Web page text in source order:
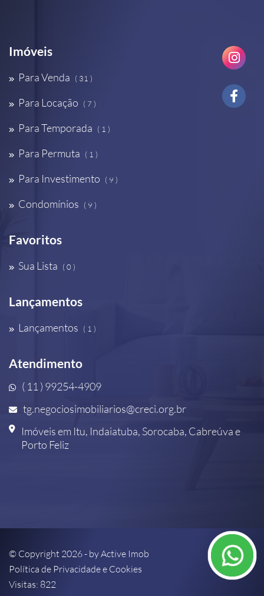
Imóveis
Para Venda ( 31 )
Para Locação ( 7 )
Para Temporada ( 1 )
Para Permuta ( 1 )
Para Investimento ( 9 )
Condomínios ( 9 )
Favoritos
Sua Lista ( 0 )
Lançamentos
Lançamentos ( 1 )
Atendimento
( 11 ) 99254-4909
tg.negociosimobiliarios@creci.org.br
Imóveis em Itu, Indaiatuba, Sorocaba, Cabreúva e
Porto Feliz
© Copyright 2026 - byActive Imob
Política de Privacidade e Cookies
Visitas: 822